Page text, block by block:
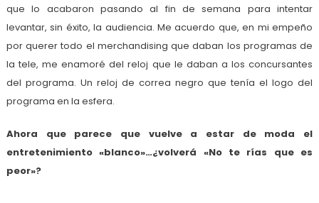
que lo acabaron pasando al fin de semana para intentar
levantar, sin éxito, la audiencia. Me acuerdo que, en mi empeño
por querer todo el merchandising que daban los programas de
la tele, me enamoré del reloj que le daban a los concursantes
del programa. Un reloj de correa negro que tenía el logo del
programa en la esfera.
Ahora que parece que vuelve a estar de moda el
entretenimiento «blanco»…¿volverá «No te rías que es
peor»?